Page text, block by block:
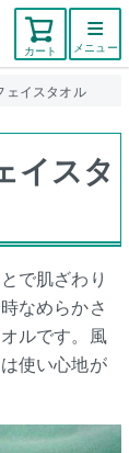
カート メニュー
ェイスタオル
イスタ
で肌ざわり
なめらかさ
ルです。風
使い心地が